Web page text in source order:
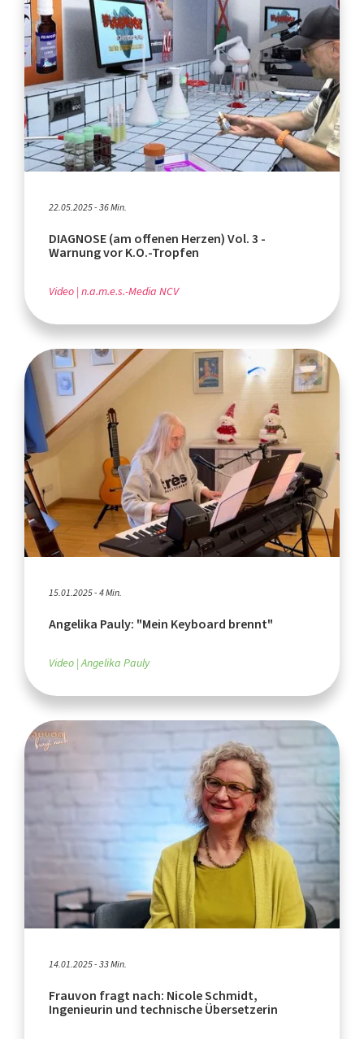
22.05.2025 - 36 Min.
DIAGNOSE (am offenen Herzen) Vol. 3 -
Warnung vor K.O.-Tropfen
Video n.a.m.e.s.-Media NCV
15.01.2025 - 4 Min.
Angelika Pauly: "Mein Keyboard brennt"
Video Angelika Pauly
14.01.2025 - 33 Min.
Frauvon fragt nach: Nicole Schmidt,
Ingenieurin und technische Übersetzerin